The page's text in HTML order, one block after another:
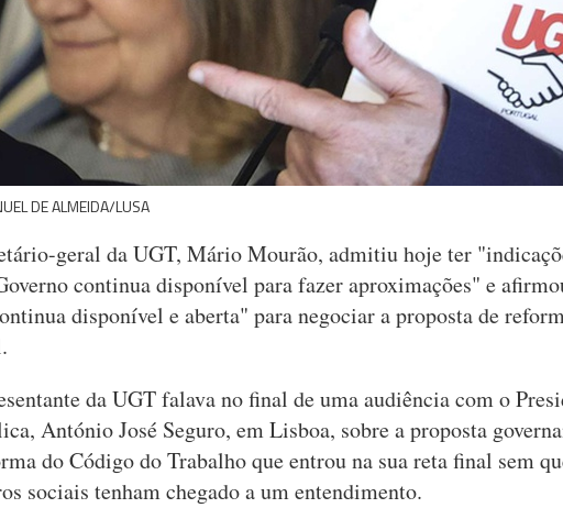
DE ALMEIDA/LUSA
geral da UGT, Mário Mourão, admitiu hoje ter
continua disponível para fazer aproximações" e
disponível e aberta" para negociar a proposta de
da UGT falava no final de uma audiência com o
António José Seguro, em Lisboa, sobre a proposta
do Código do Trabalho que entrou na sua reta final sem
sociais tenham chegado a um entendimento.